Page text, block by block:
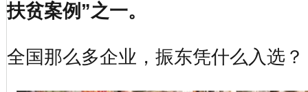
扶贫案例”之一。
全国那么多企业，振东凭什么入选？